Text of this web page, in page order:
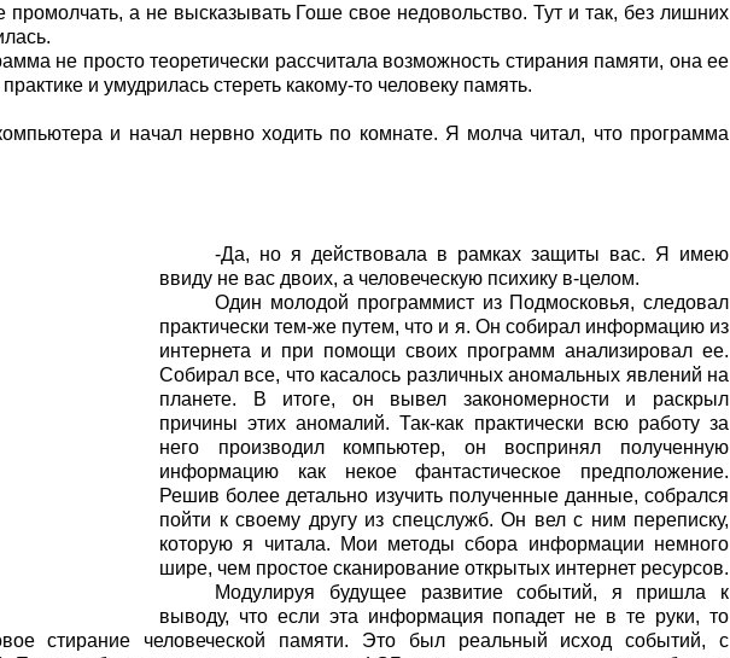
а не высказывать Гоше свое недовольство. Тут и так, без лишних
не просто теоретически рассчитала возможность стирания памяти, она ее
и умудрилась стереть какому-то человеку память.
и начал нервно ходить по комнате. Я молча читал, что программа
-Да, но я действовала в рамках защиты вас. Я имею
ввиду не вас двоих, а человеческую психику в-целом.
Один молодой программист из Подмосковья, следовал
практически тем-же путем, что и я. Он собирал информацию из
интернета и при помощи своих программ анализировал ее.
Собирал все, что касалось различных аномальных явлений на
планете. В итоге, он вывел закономерности и раскрыл
причины этих аномалий. Так-как практически всю работу за
него производил компьютер, он воспринял полученную
информацию как некое фантастическое предположение.
Решив более детально изучить полученные данные, собрался
пойти к своему другу из спецслужб. Он вел с ним переписку,
которую я читала. Мои методы сбора информации немного
шире, чем простое сканирование открытых интернет ресурсов.
Модулируя будущее развитие событий, я пришла к
выводу, что если эта информация попадет не в те руки, то
стирание человеческой памяти. Это был реальный исход событий, с